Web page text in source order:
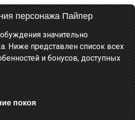
навыка персонаж неуязвим.
персонажа Пайпер
значительно
Ниже представлен список всех
и бонусов, доступных
покоя